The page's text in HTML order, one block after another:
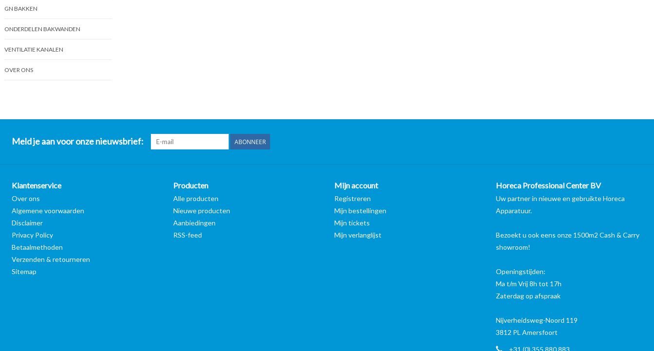
GN BAKKEN
ONDERDELEN BAKWANDEN
VENTILATIE KANALEN
OVER ONS
Meld je aan voor onze nieuwsbrief: ABONNEER
Klantenservice
Over ons
Algemene voorwaarden
Disclaimer
Privacy Policy
Betaalmethoden
Verzenden & retourneren
Sitemap
Producten
Alle producten
Nieuwe producten
Aanbiedingen
RSS-feed
Mijn account
Registreren
Mijn bestellingen
Mijn tickets
Mijn verlanglijst
Horeca Professional Center BV
Uw partner in nieuwe en gebruikte Horeca
Apparatuur.
Bezoekt u ook eens onze 1500m2 Cash & Carry
showroom!
Openingstijden:
Ma t/m Vrij 8h tot 17h
Zaterdag op afspraak
Nijverheidsweg-Noord 119
3812 PL Amersfoort